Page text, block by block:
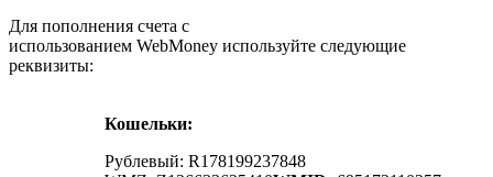
Для пополнения счета с
использованием WebMoney используйте следующие
реквизиты:
Кошельки:
Рублевый: R178199237848